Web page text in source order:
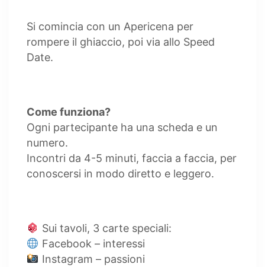
Si comincia con un Apericena per
rompere il ghiaccio, poi via allo Speed
Date.
Come funziona?
Ogni partecipante ha una scheda e un
numero.
Incontri da 4-5 minuti, faccia a faccia, per
conoscersi in modo diretto e leggero.
Sui tavoli, 3 carte speciali:
Facebook – interessi
Instagram – passioni